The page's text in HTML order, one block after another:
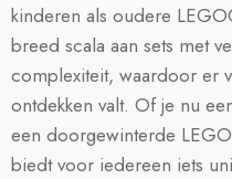
kinderen als oudere
breed scala aan sets met
complexiteit, waardoor er
ontdekken valt. Of je nu
een doorgewinterde
biedt voor iedereen iets